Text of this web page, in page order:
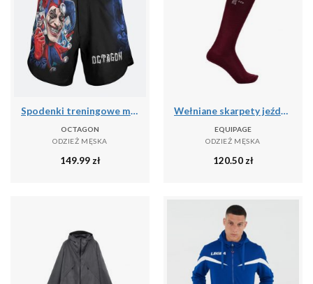
Spodenki treningowe męskie Octagon Joker MMA
OCTAGON
ODZIEŻ MĘSKA
149.99zł
Wełniane skarpety jeździeckie Equipage Geline
EQUIPAGE
ODZIEŻ MĘSKA
120.50zł